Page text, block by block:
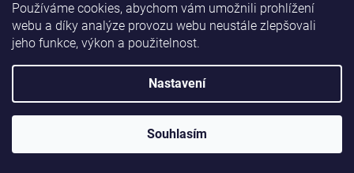
Používáme cookies, abychom vám umožnili prohlížení
webu a díky analýze provozu webu neustále zlepšovali
jeho funkce, výkon a použitelnost.
Nastavení
Souhlasím
Roboran Chondro 7 pro psy 60tbl